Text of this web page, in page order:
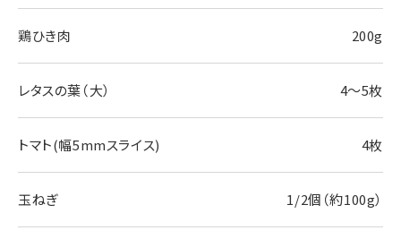
鶏ひき肉 200g
レタスの葉（大） 4～5枚
トマト(幅5mmスライス) 4枚
玉ねぎ 1/2個（約100g）